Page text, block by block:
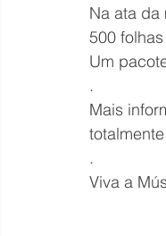
Na ata da
500
Um
.
Mais
.
Viva a